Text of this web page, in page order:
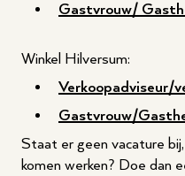
Gastvrouw/
Winkel Hilversum:
Verkoopadviseur/
Gastvrouw/
Staat er geen vacature
komen werken? Doe dan